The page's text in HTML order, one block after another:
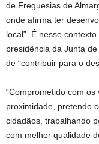
de Freguesias de
onde afirma ter
local”. É nesse
presidência da Junta
de “contribuir para o
“Comprometido com
proximidade, pretendo
cidadãos, trabalhando
com melhor qualidade